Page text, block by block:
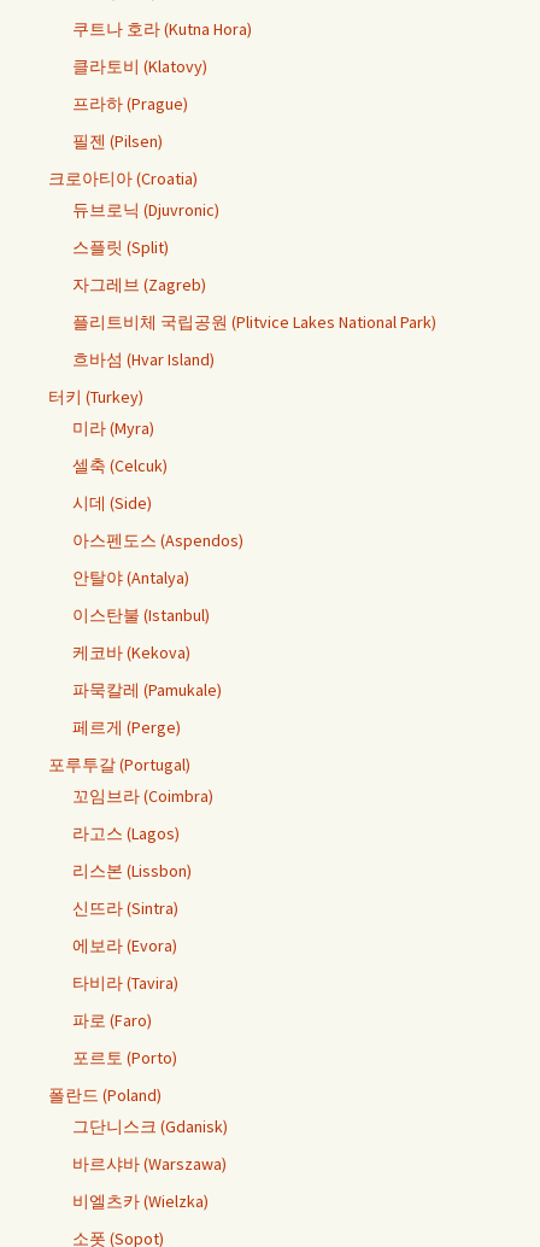
쿠트나 호라 (Kutna Hora)
클라토비 (Klatovy)
프라하 (Prague)
필젠 (Pilsen)
크로아티아 (Croatia)
듀브로닉 (Djuvronic)
스플릿 (Split)
자그레브 (Zagreb)
플리트비체 국립공원 (Plitvice Lakes National Park)
흐바섬 (Hvar Island)
터키 (Turkey)
미라 (Myra)
셀축 (Celcuk)
시데 (Side)
아스펜도스 (Aspendos)
안탈야 (Antalya)
이스탄불 (Istanbul)
케코바 (Kekova)
파묵칼레 (Pamukale)
페르게 (Perge)
포루투갈 (Portugal)
꼬임브라 (Coimbra)
라고스 (Lagos)
리스본 (Lissbon)
신뜨라 (Sintra)
에보라 (Evora)
타비라 (Tavira)
파로 (Faro)
포르토 (Porto)
폴란드 (Poland)
그단니스크 (Gdanisk)
바르샤바 (Warszawa)
비엘츠카 (Wielzka)
소폿 (Sopot)